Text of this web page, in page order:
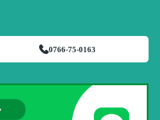
0766-75-0163